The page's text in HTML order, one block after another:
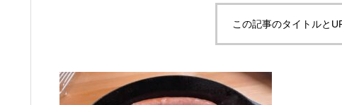
この記事のタイトルと